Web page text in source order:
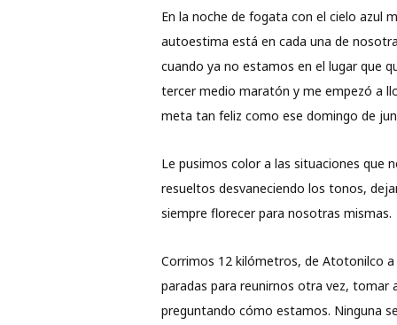
En la noche de fogata con el cielo azul
autoestima está en cada una de
cuando ya no estamos en el lugar que
tercer medio maratón y me empezó a
meta tan feliz como ese domingo de
Le pusimos color a las situaciones que
resueltos desvaneciendo los tonos,
siempre florecer para nosotras mismas.
Corrimos 12 kilómetros, de Atotonilco
paradas para reunirnos otra vez, tomar
preguntando cómo estamos. Ninguna